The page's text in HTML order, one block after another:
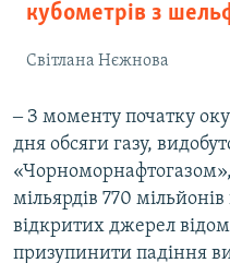
кубометрів з
Світлана Нєжнова
‒ З моменту початку
дня обсяги газу,
мільярдів 770
відкритих джерел
призупинити падіння